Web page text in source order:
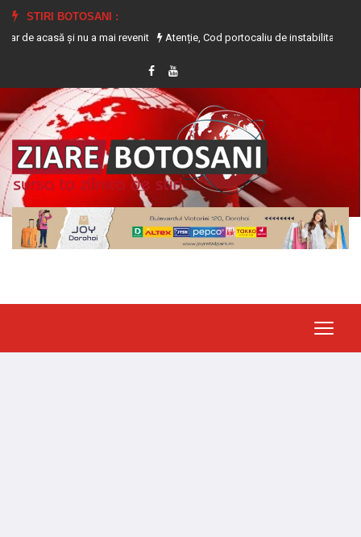
STIRI BOTOSANI :
și nu a mai revenit
Atenție, Cod portocaliu de instabilitate atmosferică